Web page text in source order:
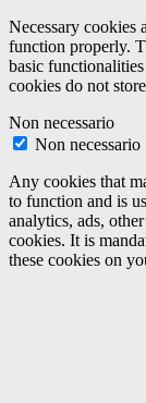
Necessary cookies
function properly.
basic
cookies do not
Non necessario
Non necessario
Any cookies that
to function and is
analytics, ads,
cookies. It is
these cookies on